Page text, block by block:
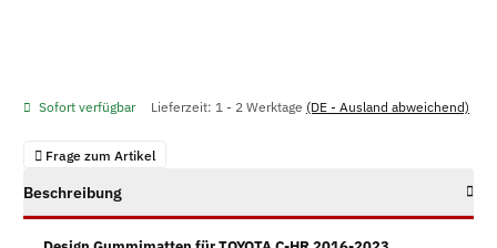
Sofort verfügbar Lieferzeit: 1 - 2 Werktage (DE - Ausland abweichend)
Frage zum Artikel
Beschreibung